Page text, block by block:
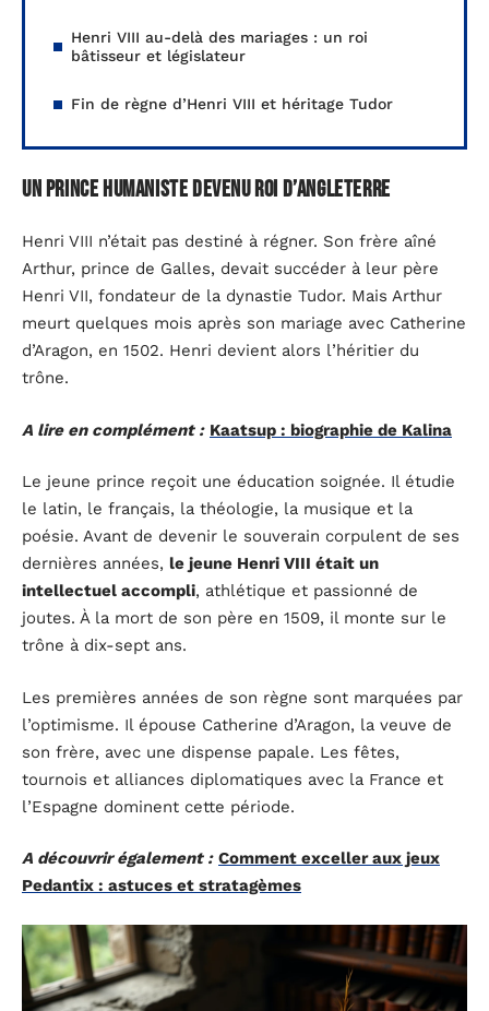
Henri VIII au-delà des mariages : un roi
bâtisseur et législateur
Fin de règne d’Henri VIII et héritage Tudor
Un prince humaniste devenu roi d’Angleterre
Henri VIII n’était pas destiné à régner. Son frère aîné
Arthur, prince de Galles, devait succéder à leur père
Henri VII, fondateur de la dynastie Tudor. Mais Arthur
meurt quelques mois après son mariage avec Catherine
d’Aragon, en 1502. Henri devient alors l’héritier du
trône.
A lire en complément : Kaatsup : biographie de Kalina
Le jeune prince reçoit une éducation soignée. Il étudie
le latin, le français, la théologie, la musique et la
poésie. Avant de devenir le souverain corpulent de ses
dernières années, le jeune Henri VIII était un
intellectuel accompli, athlétique et passionné de
joutes. À la mort de son père en 1509, il monte sur le
trône à dix-sept ans.
Les premières années de son règne sont marquées par
l’optimisme. Il épouse Catherine d’Aragon, la veuve de
son frère, avec une dispense papale. Les fêtes,
tournois et alliances diplomatiques avec la France et
l’Espagne dominent cette période.
A découvrir également : Comment exceller aux jeux
Pedantix : astuces et stratagèmes